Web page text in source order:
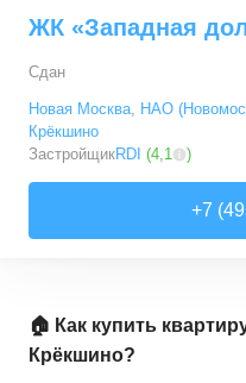
ЖК «Западная
Сдан
Новая Москва, НАО
Крёкшино
ЗастройщикRDI (4,1 )
+7
🏠 Как купить
Крёкшино?